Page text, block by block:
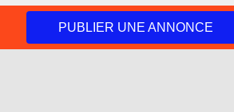
PUBLIER UNE ANNONCE